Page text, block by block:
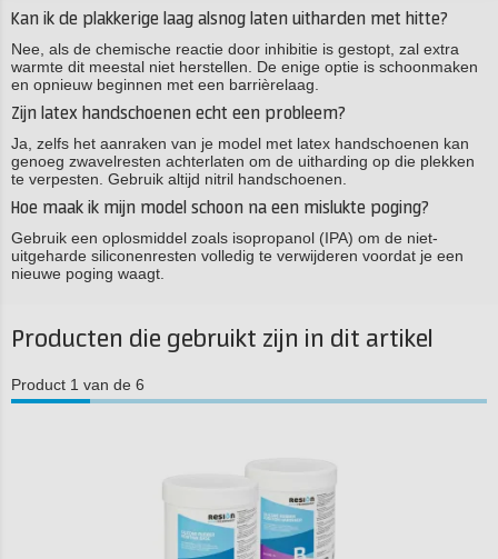
Kan ik de plakkerige laag alsnog laten uitharden met hitte?
Nee, als de chemische reactie door inhibitie is gestopt, zal extra
warmte dit meestal niet herstellen. De enige optie is schoonmaken
en opnieuw beginnen met een barrièrelaag.
Zijn latex handschoenen echt een probleem?
Ja, zelfs het aanraken van je model met latex handschoenen kan
genoeg zwavelresten achterlaten om de uitharding op die plekken
te verpesten. Gebruik altijd nitril handschoenen.
Hoe maak ik mijn model schoon na een mislukte poging?
Gebruik een oplosmiddel zoals isopropanol (IPA) om de niet-
uitgeharde siliconenresten volledig te verwijderen voordat je een
nieuwe poging waagt.
Producten die gebruikt zijn in dit artikel
Product 1 van de 6